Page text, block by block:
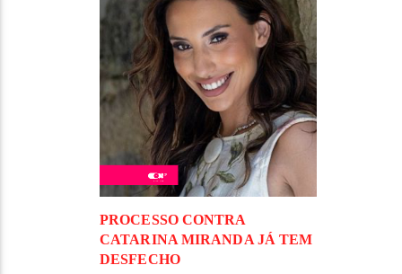
PROCESSO CONTRA
CATARINA MIRANDA JÁ TEM
DESFECHO